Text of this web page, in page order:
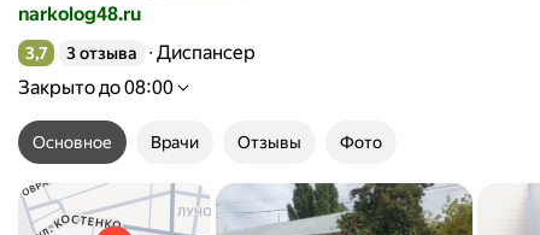
narkolog48.ru
Рейтинг 3,7 из 5
3,7 3 отзыва
Диспансер
Закрыто до 08:00
Основное Врачи Отзывы Фото